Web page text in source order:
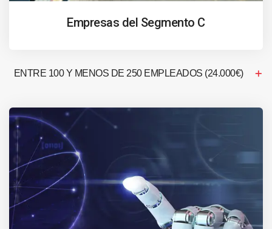
Empresas del Segmento C
ENTRE 100 Y MENOS DE 250 EMPLEADOS (24.000€)